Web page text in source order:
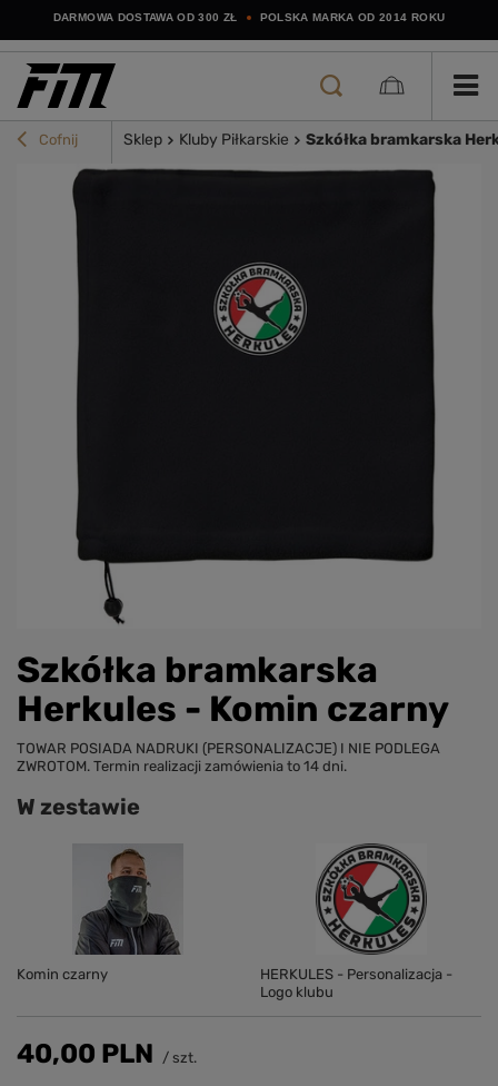
DARMOWA DOSTAWA OD 300 ZŁ POLSKA MARKA OD 2014 ROKU
Cofnij Sklep Kluby Piłkarskie Szkółka bramkarska
Szkółka bramkarska
Herkules - Komin czarny
TOWAR POSIADA NADRUKI (PERSONALIZACJE) I NIE PODLEGA
ZWROTOM. Termin realizacji zamówienia to 14 dni.
W zestawie
Komin czarny
HERKULES - Personalizacja -
Logo klubu
40,00 PLN / szt.